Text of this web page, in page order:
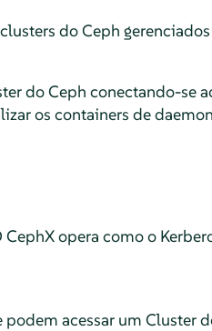
do Ceph
do Ceph conectando-se
os containers de
opera como o
acessar um Cluster